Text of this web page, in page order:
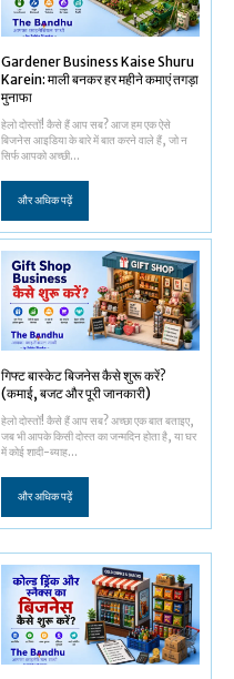
Gardener Business Kaise Shuru
Karein: माली बनकर हर महीने कमाएं तगड़ा
मुनाफा
हेलो दोस्तों! कैसे हैं आप सब? आज हम एक ऐसे
बिजनेस आइडिया के बारे में बात करने वाले हैं, जो न
सिर्फ आपको अच्छी...
और अधिक पढ़ें
गिफ्ट बास्केट बिजनेस कैसे शुरू करें?
(कमाई, बजट और पूरी जानकारी)
हेलो दोस्तों! कैसे हैं आप सब? अच्छा एक बात बताइए,
जब भी आपके किसी दोस्त का जन्मदिन होता है, या घर
में कोई शादी-ब्याह...
और अधिक पढ़ें